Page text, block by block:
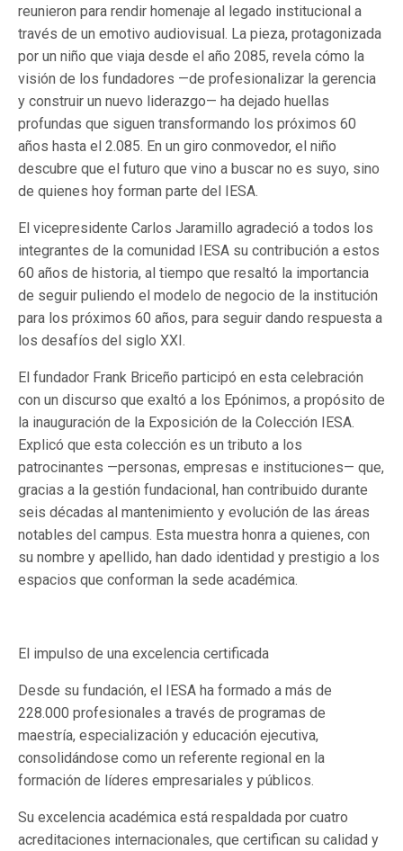
reunieron para rendir homenaje al legado institucional a
través de un emotivo audiovisual. La pieza, protagonizada
por un niño que viaja desde el año 2085, revela cómo la
visión de los fundadores —de profesionalizar la gerencia
y construir un nuevo liderazgo— ha dejado huellas
profundas que siguen transformando los próximos 60
años hasta el 2.085. En un giro conmovedor, el niño
descubre que el futuro que vino a buscar no es suyo, sino
de quienes hoy forman parte del IESA.
El vicepresidente Carlos Jaramillo agradeció a todos los
integrantes de la comunidad IESA su contribución a estos
60 años de historia, al tiempo que resaltó la importancia
de seguir puliendo el modelo de negocio de la institución
para los próximos 60 años, para seguir dando respuesta a
los desafíos del siglo XXI.
El fundador Frank Briceño participó en esta celebración
con un discurso que exaltó a los Epónimos, a propósito de
la inauguración de la Exposición de la Colección IESA.
Explicó que esta colección es un tributo a los
patrocinantes —personas, empresas e instituciones— que,
gracias a la gestión fundacional, han contribuido durante
seis décadas al mantenimiento y evolución de las áreas
notables del campus. Esta muestra honra a quienes, con
su nombre y apellido, han dado identidad y prestigio a los
espacios que conforman la sede académica.
El impulso de una excelencia certificada
Desde su fundación, el IESA ha formado a más de
228.000 profesionales a través de programas de
maestría, especialización y educación ejecutiva,
consolidándose como un referente regional en la
formación de líderes empresariales y públicos.
Su excelencia académica está respaldada por cuatro
acreditaciones internacionales, que certifican su calidad y